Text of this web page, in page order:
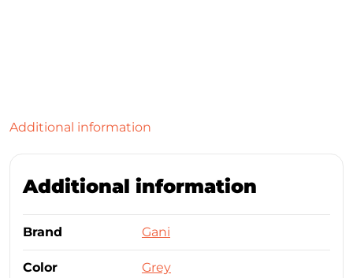
Additional information
Additional information
Brand Gani
Color Grey